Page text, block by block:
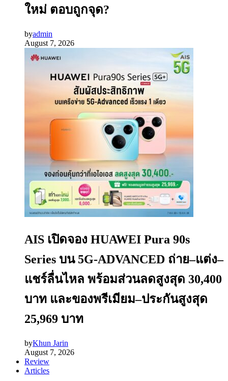
ใหม่ ตอบถูกจุด?
byadmin
August 7, 2026
AIS เปิดจอง HUAWEI Pura 90s
Series บน 5G-ADVANCED ถ่าย–แต่ง–
แชร์ลื่นไหล พร้อมส่วนลดสูงสุด 30,400
บาท และของพรีเมียม–ประกันสูงสุด
25,969 บาท
byKhun Jarin
August 7, 2026
Review
Articles